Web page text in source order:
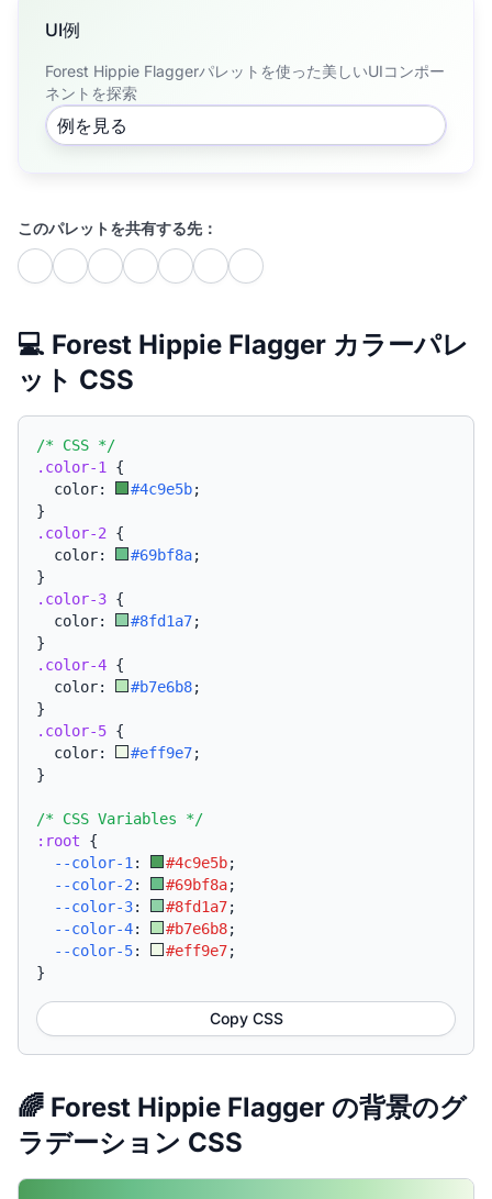
UI例
Forest Hippie Flaggerパレットを使った美しいUIコンポー
ネントを探索
例を見る
このパレットを共有する先：
💻 Forest Hippie Flagger カラーパレ
ット CSS
/* CSS */
.color-1
{
  color:
#4c9e5b;
}
.color-2 {
  color:
#69bf8a;
}
.color-3 {
  color:
#8fd1a7;
}
.color-4 {
  color:
#b7e6b8;
}
.color-5 {
  color:
#eff9e7;
}
/* CSS Variables */
:root {
--color-1 : #4c9e5b;
--color-2 : #69bf8a;
--color-3: #8fd1a7;
--color-4: #b7e6b8;
--color-5: #eff9e7;
}
Copy CSS
🌈 Forest Hippie Flagger の背景のグ
ラデーション CSS